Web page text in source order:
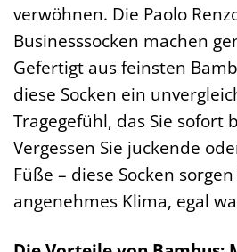
verwöhnen. Die Paolo
Businesssocken machen
Gefertigt aus feinsten
diese Socken ein
Tragegefühl, das Sie sofort
Vergessen Sie juckende
Füße – diese Socken
angenehmes Klima, egal